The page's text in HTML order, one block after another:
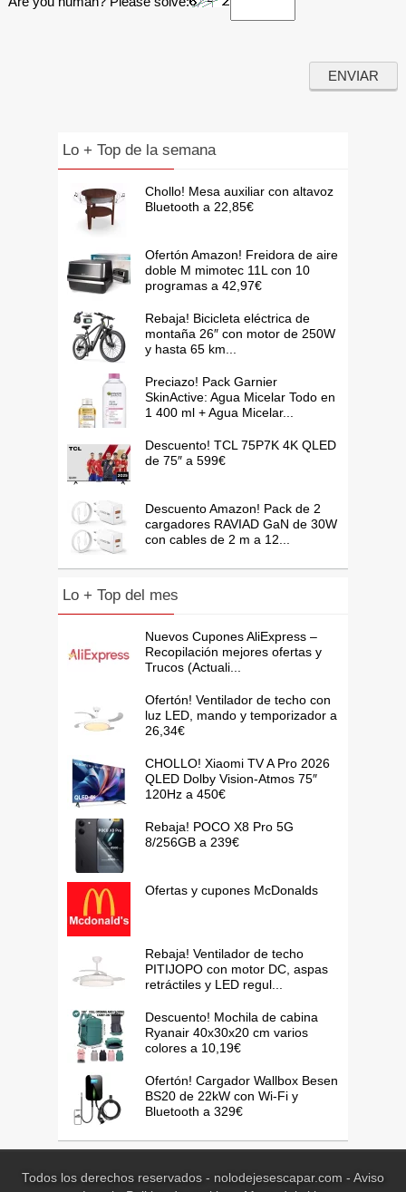
Lo + Top de la semana
Chollo! Mesa auxiliar con altavoz
Bluetooth a 22,85€
Ofertón Amazon! Freidora de aire
doble M mimotec 11L con 10
programas a 42,97€
Rebaja! Bicicleta eléctrica de
montaña 26″ con motor de 250W
y hasta 65 km...
Preciazo! Pack Garnier
SkinActive: Agua Micelar Todo en
1 400 ml + Agua Micelar...
Descuento! TCL 75P7K 4K QLED
de 75″ a 599€
Descuento Amazon! Pack de 2
cargadores RAVIAD GaN de 30W
con cables de 2 m a 12...
Lo + Top del mes
Nuevos Cupones AliExpress –
Recopilación mejores ofertas y
Trucos (Actuali...
Ofertón! Ventilador de techo con
luz LED, mando y temporizador a
26,34€
CHOLLO! Xiaomi TV A Pro 2026
QLED Dolby Vision-Atmos 75″
120Hz a 450€
Rebaja! POCO X8 Pro 5G
8/256GB a 239€
Ofertas y cupones McDonalds
Rebaja! Ventilador de techo
PITIJOPO con motor DC, aspas
retráctiles y LED regul...
Descuento! Mochila de cabina
Ryanair 40x30x20 cm varios
colores a 10,19€
Ofertón! Cargador Wallbox Besen
BS20 de 22kW con Wi-Fi y
Bluetooth a 329€
Todos los derechos reservados - nolodejesescapar.com - Aviso